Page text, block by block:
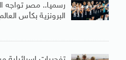
رسميا.. مصر تواجه
البرونزية بكأس